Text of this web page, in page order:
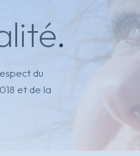
.
du
et de la